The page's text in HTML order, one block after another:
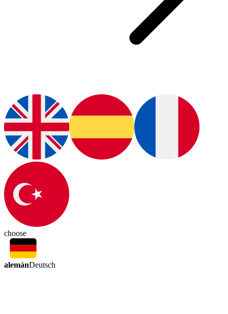
choose
alemánDeutsch